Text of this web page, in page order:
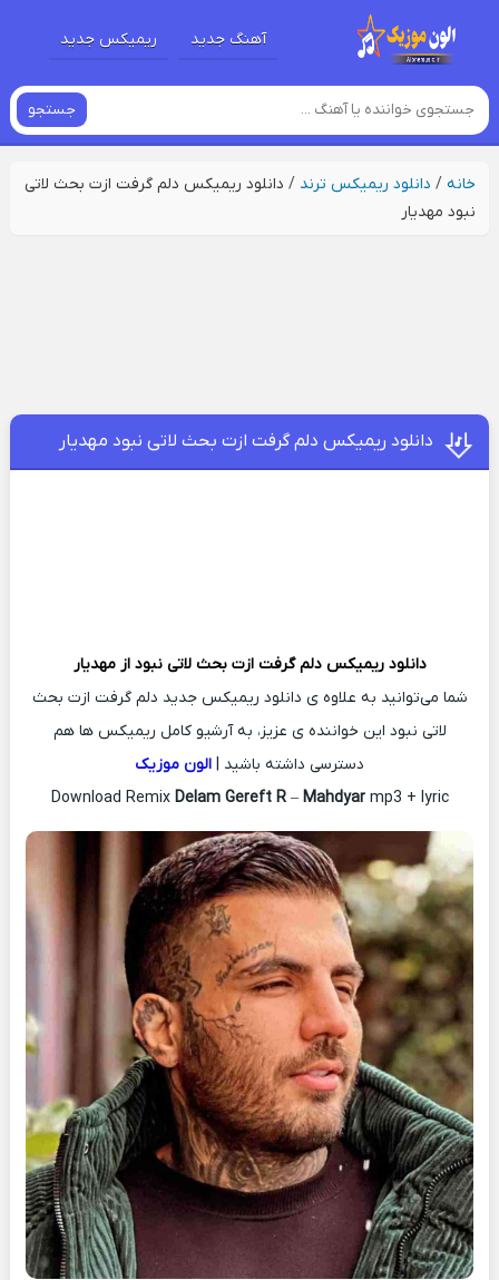
آهنگ جدید ریمیکس جدید
جستجو
خانه/ دانلود ریمیکس ترند / دانلود ریمیکس دلم گرفت ازت بحث لاتی
نبود مهدیار
دانلود ریمیکس دلم گرفت ازت بحث لاتی نبود مهدیار
دانلود ریمیکس دلم گرفت ازت بحث لاتی نبود ازمهدیار
شما می‌توانید به علاوه ی دانلود ریمیکس جدید دلم گرفت ازت بحث
لاتی نبود این خواننده ی عزیز، به آرشیو کامل ریمیکس ها هم
دسترسی داشته باشید | الون موزیک
Download Remix Delam Gereft R– Mahdyarmp3 + lyric